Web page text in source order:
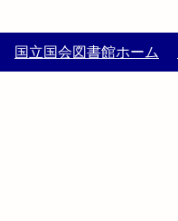
国立国会図書館ホーム